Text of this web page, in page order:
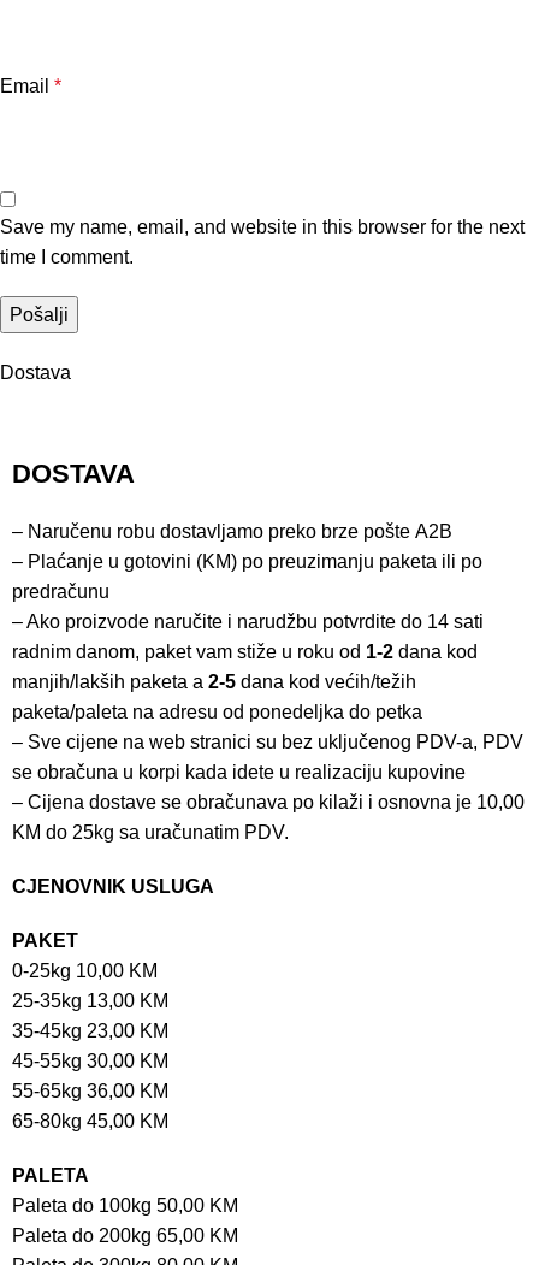
Email *
Save my name, email, and website in this browser for the next
time I comment.
Dostava
DOSTAVA
– Naručenu robu dostavljamo preko brze pošte A2B
– Plaćanje u gotovini (KM) po preuzimanju paketa ili po
predračunu
– Ako proizvode naručite i narudžbu potvrdite do 14 sati
radnim danom, paket vam stiže u roku od 1-2 dana kod
manjih/lakših paketa a 2-5 dana kod većih/težih
paketa/paleta na adresu od ponedeljka do petka
– Sve cijene na web stranici su bez uključenog PDV-a, PDV
se obračuna u korpi kada idete u realizaciju kupovine
– Cijena dostave se obračunava po kilaži i osnovna je 10,00
KM do 25kg sa uračunatim PDV.
CJENOVNIK USLUGA
PAKET
0-25kg 10,00 KM
25-35kg 13,00 KM
35-45kg 23,00 KM
45-55kg 30,00 KM
55-65kg 36,00 KM
65-80kg 45,00 KM
PALETA
Paleta do 100kg 50,00 KM
Paleta do 200kg 65,00 KM